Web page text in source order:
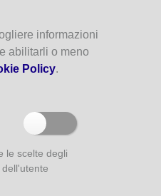
informazioni
abilitarli o meno
Policy.
le scelte degli